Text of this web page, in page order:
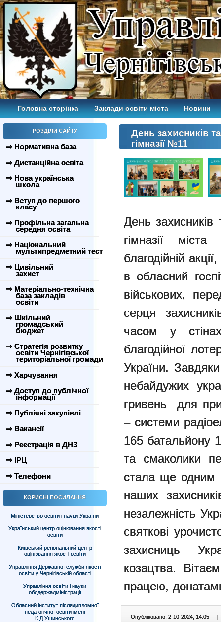
Головна сторінка Заклади освіти міста Новини
РОЗДІЛИ САЙТУ
⇒ Нормативна база
⇒ Дистанційна освіта
⇒ Нова українська
школа
⇒ Вступ до першого
класу
⇒ Профільна загальна
середня освіта
⇒ Національний
мультипредметний тест
⇒ Цивільний
захист
⇒ Матеріально-технічна
база закладів
освіти
⇒ Шкільний
громадський
бюджет
⇒ Стратегія розвитку
освіти Чернігівської
територіальної громади
⇒ Харчування
⇒ Доступ до публічної
інформації
⇒ Публічні закупівлі
⇒ Вакансії
⇒ Реєстрація в ДНЗ
⇒ ІРЦ
⇒ Телефони
КОРИСНІ ПОСИЛАННЯ
Міністерство освіти і науки України
Український центр оцінювання якості
освіти
Київський регіональний центр
оцінювання якості освіти
Управління Державної служби якості
освіти у Чернігівській області
Управління освіти і науки
облдержадміністрації
Обласний інститут післядипломної
педагогічної освіти імені
К.Д.Ушинського
День захисників
гімназії №11
День захисників
гімназії
благодійній
в обласний
військових,
серця
часом у стінах
благодійної
України.
небайдужих
гривень для
– системи
165 батальйону
та смаколики
стала ще одним
наших
незалежність
святкові
захисниць
козацтва.
працею,
Опубліковано: 2-10-2024, 14:05 |